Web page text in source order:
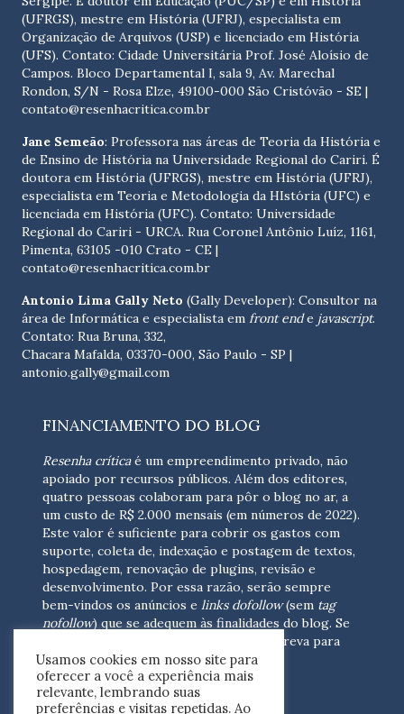
(UFRGS), mestre em História (UFRJ), especialista em
Organização de Arquivos (USP) e licenciado em História
(UFS). Contato: Cidade Universitária Prof. José Aloísio de
Campos. Bloco Departamental I, sala 9, Av. Marechal
Rondon, S/N - Rosa Elze, 49100-000 São Cristóvão - SE |
contato@resenhacritica.com.br
Jane Semeão: Professora nas áreas de Teoria da História e
de Ensino de História na Universidade Regional do Cariri. É
doutora em História (UFRGS), mestre em História (UFRJ),
especialista em Teoria e Metodologia da HIstória (UFC) e
licenciada em História (UFC). Contato: Universidade
Regional do Cariri - URCA. Rua Coronel Antônio Luíz, 1161,
Pimenta, 63105 -010 Crato - CE |
contato@resenhacritica.com.br
Antonio Lima Gally Neto (Gally Developer): Consultor na
área de Informática e especialista em front ende javascript.
Contato: Rua Bruna, 332,
Chacara Mafalda, 03370-000, São Paulo - SP |
antonio.gally@gmail.com
FINANCIAMENTO DO BLOG
Resenha críticaé um empreendimento privado, não
apoiado por recursos públicos. Além dos editores,
quatro pessoas colaboram para pôr o blog no ar, a
um custo de R$ 2.000 mensais (em números de 2022).
Este valor é suficiente para cobrir os gastos com
suporte, coleta de, indexação e postagem de textos,
hospedagem, renovação de plugins, revisão e
desenvolvimento. Por essa razão, serão sempre
bem-vindos os anúncios e links dofollow(sem tag
nofollow) que se adequem às finalidades do blog. Se
escreva para
nós(contato@resenhacritica.com.br)
FONTES E ACERVO
Usamos cookies em nosso site para
oferecer a você a experiência mais
relevante, lembrando suas
preferências e visitas repetidas. Ao